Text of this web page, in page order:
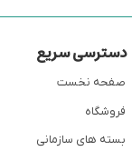
دسترسی سریع
صفحه نخست
فروشگاه
بسته های سازمانی